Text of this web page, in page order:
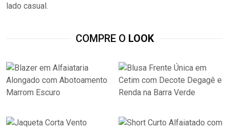
lado casual.
COMPRE O LOOK